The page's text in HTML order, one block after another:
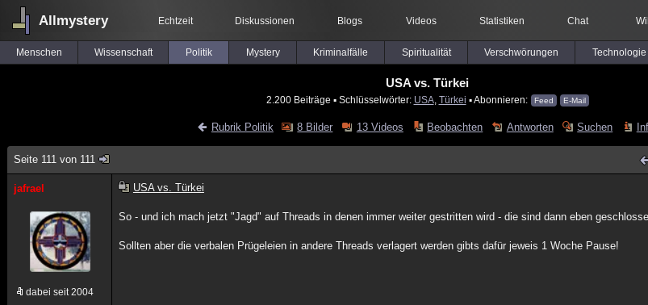
Allmystery Echtzeit Diskussionen Blogs Videos Statistiken Chat
Menschen Wissenschaft Politik Mystery Kriminalfälle Spiritualität Verschwörungen Technologie
USA vs. Türkei
2.200 Beiträge ▪ Schlüsselwörter: USA, Türkei ▪ Abonnieren: Feed E-Mail
Rubrik Politik 8 Bilder 13 Videos Beobachten Antworten Suchen
Seite 111 von 111
jafrael
dabei seit 2004
USA vs. Türkei
So - und ich mach jetzt "Jagd" auf Threads in denen immer weiter gestritten wird - die sind dann eben
Sollten aber die verbalen Prügeleien in andere Threads verlagert werden gibts dafür jeweis 1 Woche Pause!